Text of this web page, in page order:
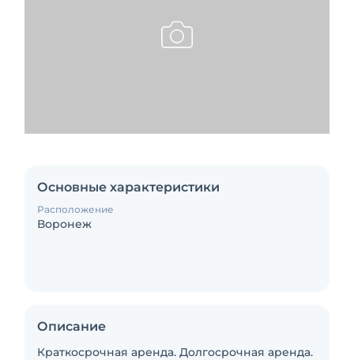
Основные характеристики
Расположение
Воронеж
Описание
Краткосрочная аренда. Долгосрочная аренда.